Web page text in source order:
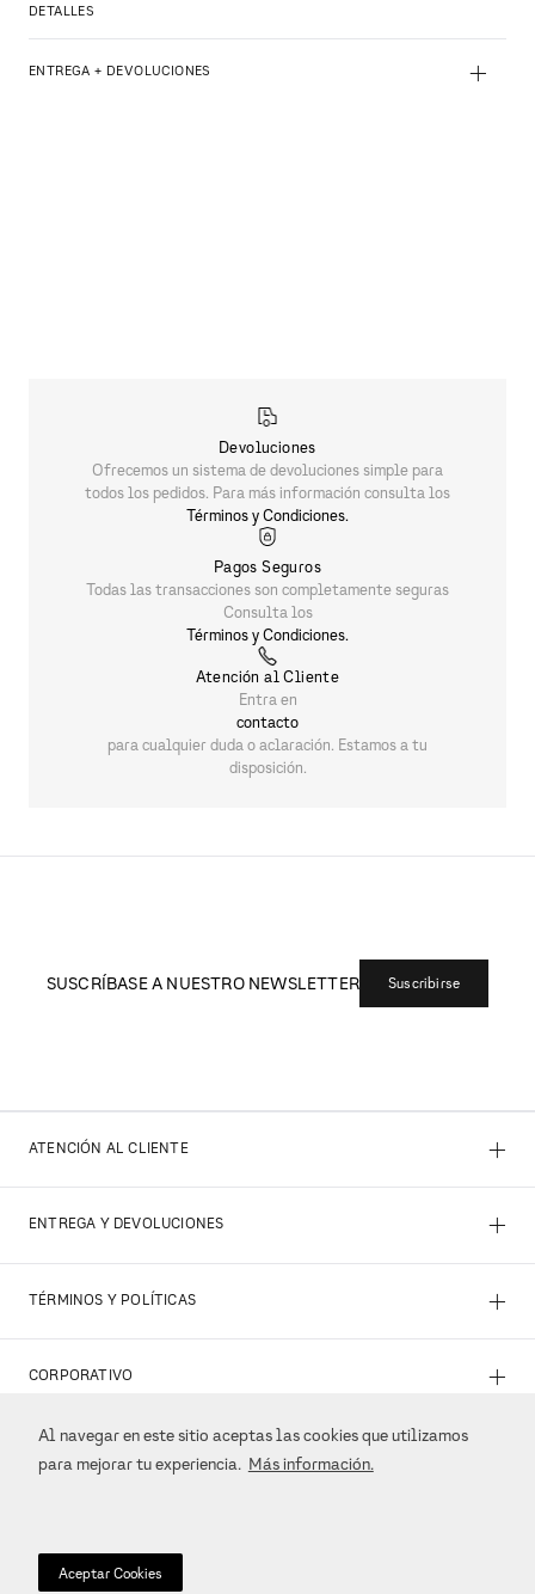
Al navegar en este sitio aceptas las cookies que utilizamos
para mejorar tu experiencia. Más información.
Aceptar Cookies
DETALLES
ENTREGA + DEVOLUCIONES +
Devoluciones
Ofrecemos un sistema de devoluciones simple para
todos los pedidos. Para más información consulta los
Términos y Condiciones.
Pagos Seguros
Todas las transacciones son completamente seguras
Consulta los
Términos y Condiciones.
Atención al Cliente
Entra en
contacto
para cualquier duda o aclaración. Estamos a tu
disposición.
SUSCRÍBASE A NUESTRO NEWSLETTER Suscribirse
ATENCIÓN AL CLIENTE +
ENTREGA Y DEVOLUCIONES +
TÉRMINOS Y POLÍTICAS +
CORPORATIVO +
REDES SOCIALES